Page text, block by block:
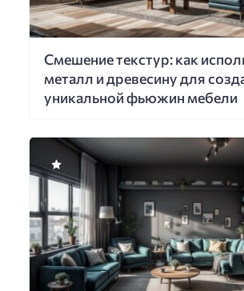
Смешение текстур: как
металл и древесину для
уникальной фьюжин мебели